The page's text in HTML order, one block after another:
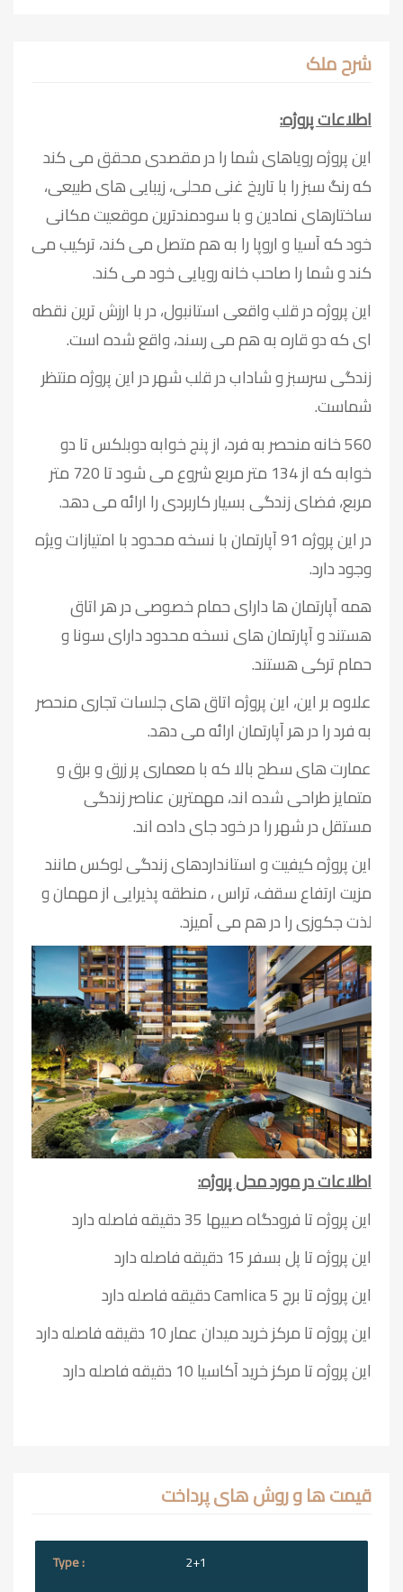
شرح ملک
اطلاعات پروژه:
این پروژه رویاهای شما را در مقصدی محقق می کند
که رنگ سبز را با تاریخ غنی محلی، زیبایی های طبیعی،
ساختارهای نمادین و با سودمندترین موقعیت مکانی
خود که آسیا و اروپا را به هم متصل می کند، ترکیب می
کند و شما را صاحب خانه رویایی خود می کند.
این پروژه در قلب واقعی استانبول، در با ارزش ترین نقطه
ای که دو قاره به هم می رسند، واقع شده است.
زندگی سرسبز و شاداب در قلب شهر در این پروژه منتظر
شماست.
560 خانه منحصر به فرد، از پنج خوابه دوبلکس تا دو
خوابه که از 134 متر مربع شروع می شود تا 720 متر
مربع، فضای زندگی بسیار کاربردی را ارائه می دهد.
در این پروژه 91 آپارتمان با نسخه محدود با امتیازات ویژه
وجود دارد.
همه آپارتمان ها دارای حمام خصوصی در هر اتاق
هستند و آپارتمان های نسخه محدود دارای سونا و
حمام ترکی هستند.
علاوه بر این، این پروژه اتاق های جلسات تجاری منحصر
به فرد را در هر آپارتمان ارائه می دهد.
عمارت های سطح بالا که با معماری پر زرق و برق و
متمایز طراحی شده اند، مهمترین عناصر زندگی
مستقل در شهر را در خود جای داده اند.
این پروژه کیفیت و استانداردهای زندگی لوکس مانند
مزیت ارتفاع سقف، تراس ، منطقه پذیرایی از مهمان و
لذت جکوزی را در هم می آمیزد.
اطلاعات در مورد محل پروژه:
این پروژه تا فرودگاه صبیها 35 دقیقه فاصله دارد
این پروژه تا پل بسفر 15 دقیقه فاصله دارد
این پروژه تا برج Camlica 5 دقیقه فاصله دارد
این پروژه تا مرکز خرید میدان عمار 10 دقیقه فاصله دارد
این پروژه تا مرکز خرید آکاسیا 10 دقیقه فاصله دارد
قیمت ها و روش های پرداخت
2+1